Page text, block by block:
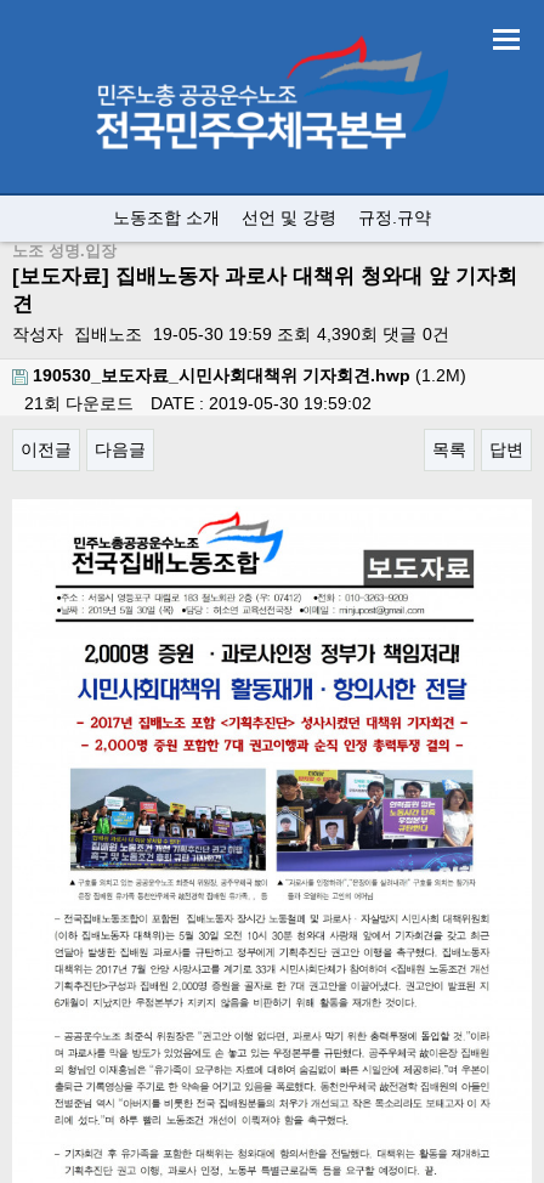
노동조합 소개 선언 및 강령 규정.규약
노조 성명.입장
[보도자료] 집배노동자 과로사 대책위 청와대 앞 기자회
견
작성자 집배노조 19-05-30 19:59 조회 4,390회 댓글 0건
190530_보도자료_시민사회대책위 기자회견.hwp (1.2M)
21회 다운로드
DATE : 2019-05-30 19:59:02
이전글 다음글 목록 답변